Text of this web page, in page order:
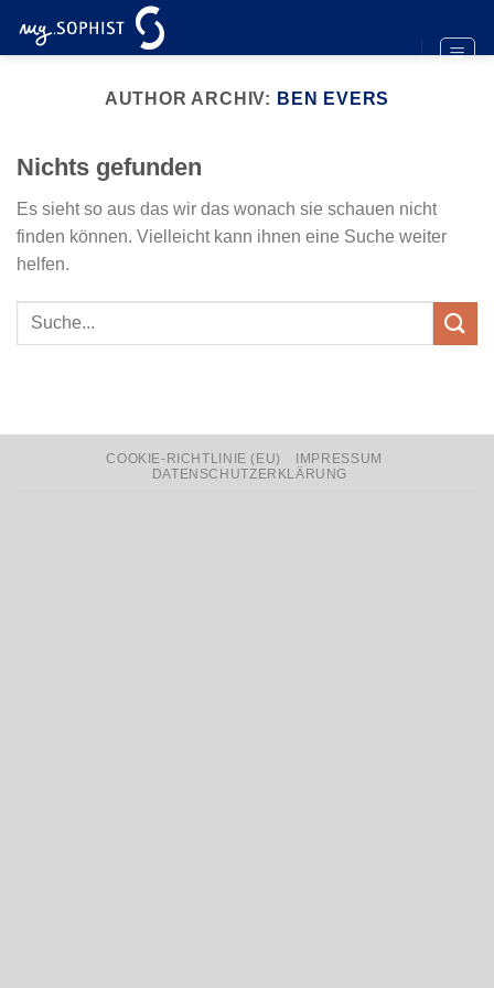
Inhalt
AUTHOR ARCHIV: BEN EVERS
Nichts gefunden
Es sieht so aus das wir das wonach sie schauen nicht
finden können. Vielleicht kann ihnen eine Suche weiter
helfen.
COOKIE-RICHTLINIE (EU)
IMPRESSUM
DATENSCHUTZERKLÄRUNG